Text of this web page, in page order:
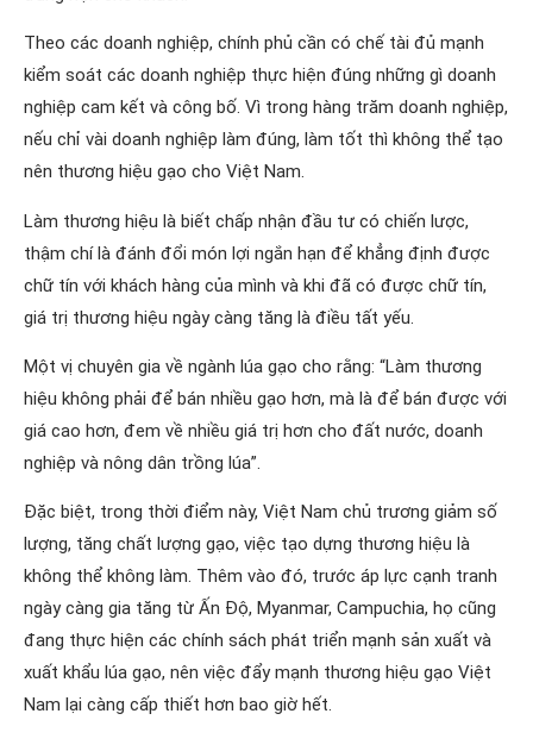
Theo các doanh nghiệp, chính phủ cần có chế tài đủ mạnh
kiểm soát các doanh nghiệp thực hiện đúng những gì doanh
nghiệp cam kết và công bố. Vì trong hàng trăm doanh nghiệp,
nếu chỉ vài doanh nghiệp làm đúng, làm tốt thì không thể tạo
nên thương hiệu gạo cho Việt Nam.
Làm thương hiệu là biết chấp nhận đầu tư có chiến lược,
thậm chí là đánh đổi món lợi ngắn hạn để khẳng định được
chữ tín với khách hàng của mình và khi đã có được chữ tín,
giá trị thương hiệu ngày càng tăng là điều tất yếu.
Một vị chuyên gia về ngành lúa gạo cho rằng: “Làm thương
hiệu không phải để bán nhiều gạo hơn, mà là để bán được với
giá cao hơn, đem về nhiều giá trị hơn cho đất nước, doanh
nghiệp và nông dân trồng lúa”.
Đặc biệt, trong thời điểm này, Việt Nam chủ trương giảm số
lượng, tăng chất lượng gạo, việc tạo dựng thương hiệu là
không thể không làm. Thêm vào đó, trước áp lực cạnh tranh
ngày càng gia tăng từ Ấn Độ, Myanmar, Campuchia, họ cũng
đang thực hiện các chính sách phát triển mạnh sản xuất và
xuất khẩu lúa gạo, nên việc đẩy mạnh thương hiệu gạo Việt
Nam lại càng cấp thiết hơn bao giờ hết.